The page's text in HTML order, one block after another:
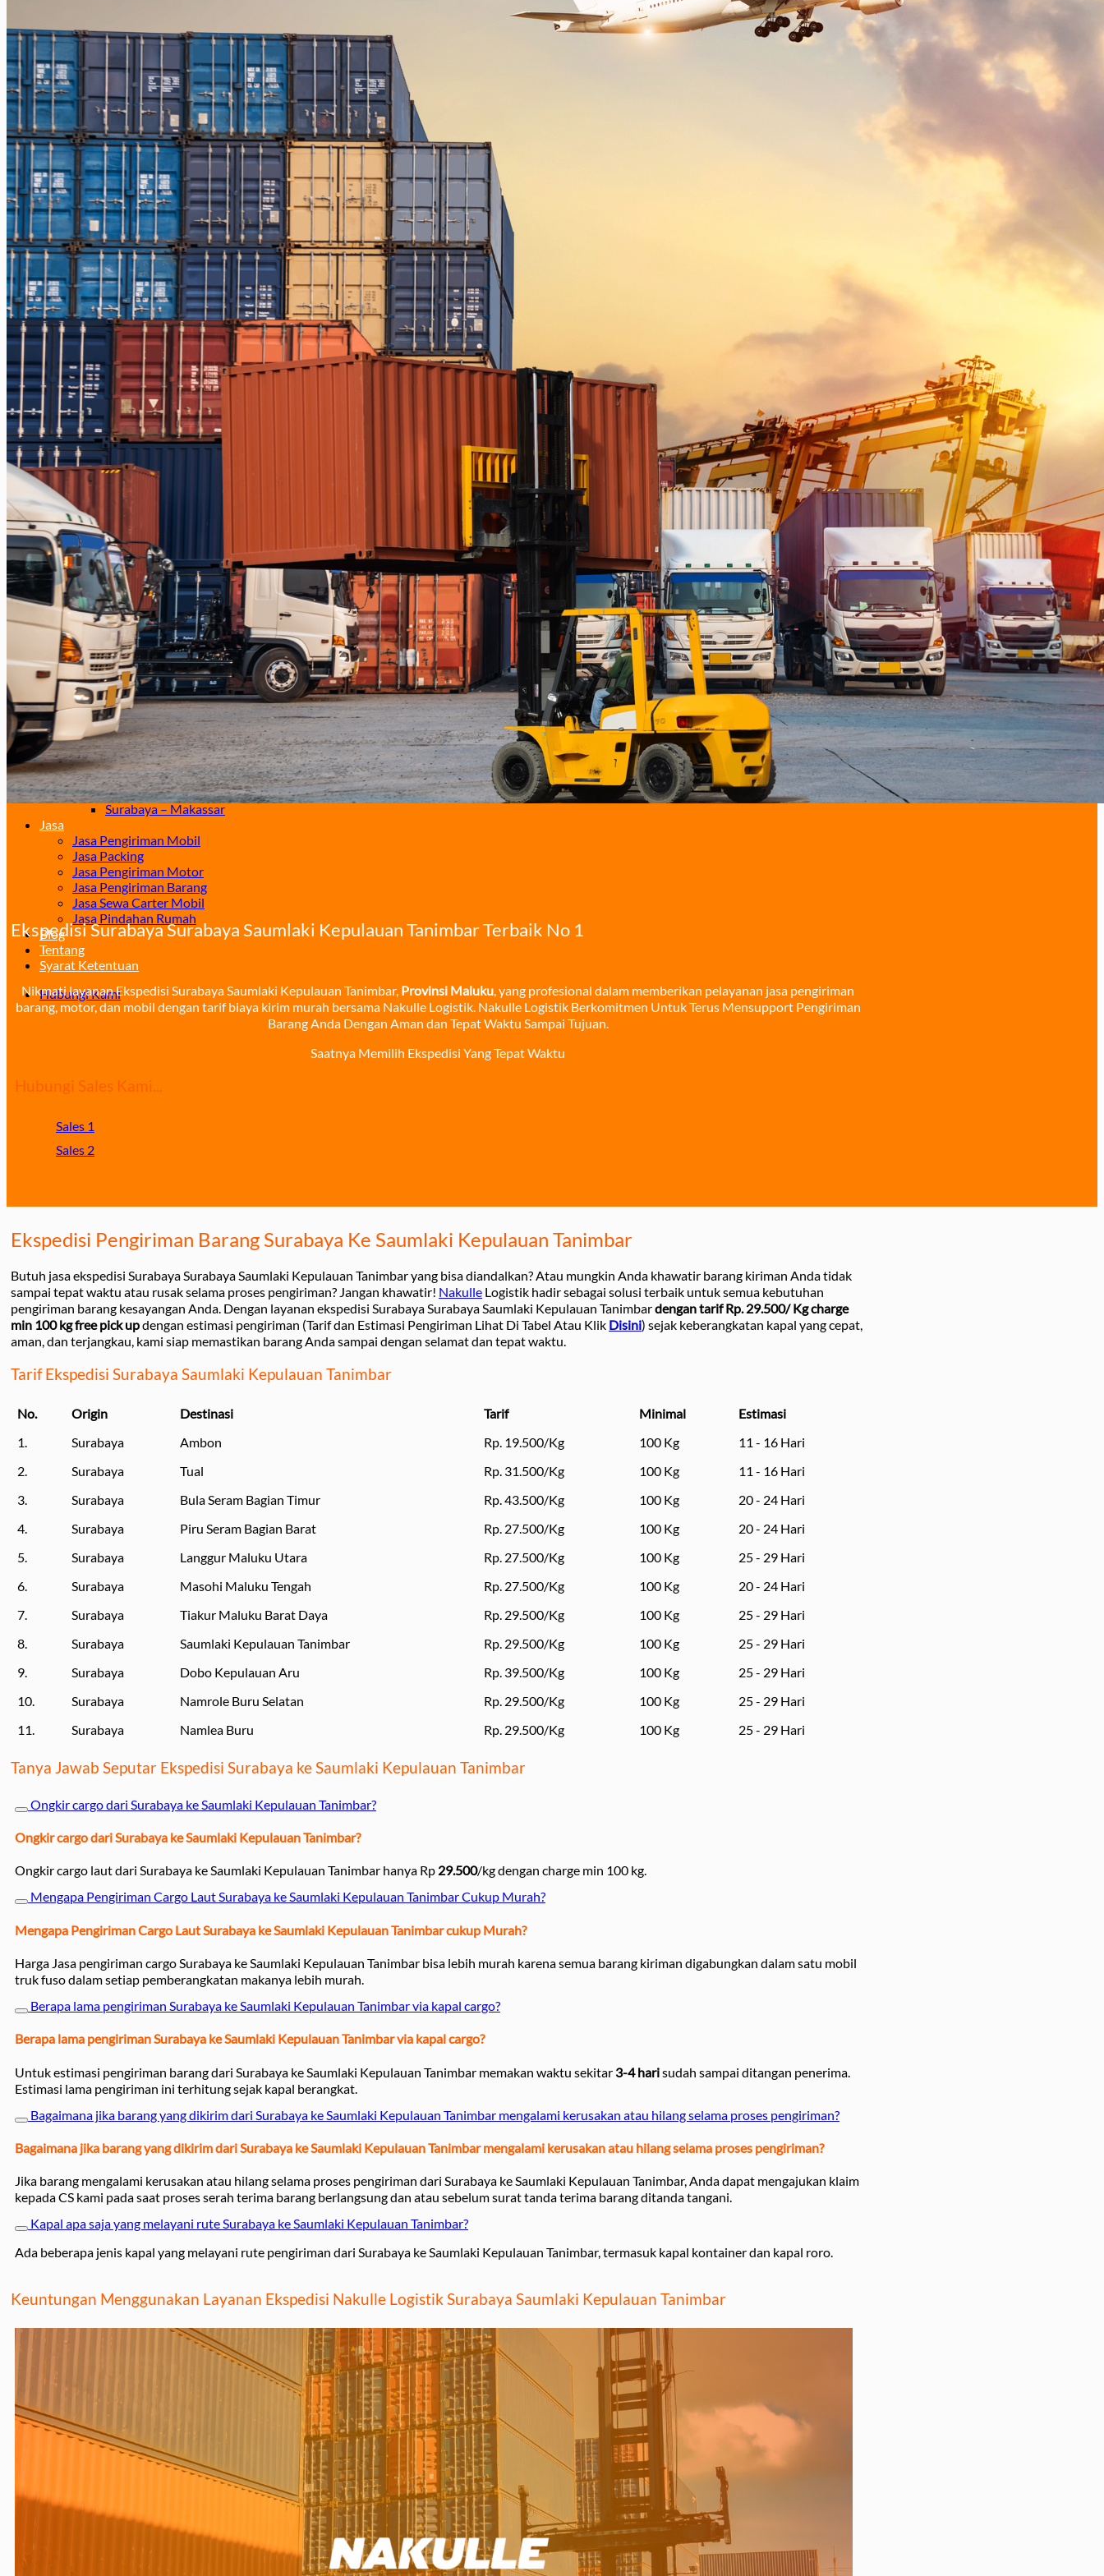
Jakarta – Tarakan
Jakarta – Gorontalo
Jakarta – Samarinda
Makassar
Makassar – Balikpapan
Makassar – Samarinda
Makassar – Ambon
Makassar – Halmahera Tengah
Makassar – Manado
Makassar – Ternate
Makassar – Biak
Makassar – Timika
Makassar – Fakfak
Makassar – Tual
Makassar – Jayapura
Makassar – Kaimana
Makassar – Sorong
Makassar – Manokwari
Makassar – Merauke
Makassar – Nabire
Makassar – Papua
Makassar – Serui
Balikpapan
Balikpapan – Makassar
Balikpapan – Papua
Balikpapan – Ternate
Balikpapan – Kendari
Balikpapan – Surabaya
Balikpapan – Semarang
Balikpapan – Manado
Balikpapan – Jakarta
Balikpapan – Bali
Samarinda
Samarinda – Kendari
Samarinda – Makassar
Surabaya
Surabaya – Tenggarong
Surabaya – Grogot
Surabaya – Sangatta
Surabaya – Tanjung Selor
Surabaya – Berau
Surabaya – Tarakan
Surabaya – Malinau
Surabaya – Bontang
Surabaya – Gorontalo
Surabaya – Kendari
Surabaya – Samarinda
Surabaya – Balikpapan
Surabaya – Manado
Surabaya – Palu
Surabaya – Makassar
Jasa
Jasa Pengiriman Mobil
Jasa Packing
Jasa Pengiriman Motor
Jasa Pengiriman Barang
Jasa Sewa Carter Mobil
Jasa Pindahan Rumah
Blog
Tentang
Syarat Ketentuan
Hubungi Kami
Ekspedisi Surabaya Surabaya Saumlaki Kepulauan Tanimbar Terbaik No 1
Nikmati layanan Ekspedisi Surabaya Saumlaki Kepulauan Tanimbar, Provinsi Maluku, yang profesional dalam memberikan pelayanan jasa pengiriman
barang, motor, dan mobil dengan tarif biaya kirim murah bersama Nakulle Logistik. Nakulle Logistik Berkomitmen Untuk Terus Mensupport Pengiriman
Barang Anda Dengan Aman dan Tepat Waktu Sampai Tujuan.
Saatnya Memilih Ekspedisi Yang Tepat Waktu
Hubungi Sales Kami...
Sales 1
Sales 2
Ekspedisi Pengiriman Barang Surabaya Ke Saumlaki Kepulauan Tanimbar
Butuh jasa ekspedisi Surabaya Surabaya Saumlaki Kepulauan Tanimbar yang bisa diandalkan? Atau mungkin Anda khawatir barang kiriman Anda tidak
sampai tepat waktu atau rusak selama proses pengiriman? Jangan khawatir! Nakulle Logistik hadir sebagai solusi terbaik untuk semua kebutuhan
pengiriman barang kesayangan Anda. Dengan layanan ekspedisi Surabaya Surabaya Saumlaki Kepulauan Tanimbardengan tarif Rp. 29.500/ Kg charge
min 100 kg free pick updengan estimasi pengiriman (Tarif dan Estimasi Pengiriman Lihat Di Tabel Atau Klik Disini) sejak keberangkatan kapal yang cepat,
aman, dan terjangkau, kami siap memastikan barang Anda sampai dengan selamat dan tepat waktu.
Tarif Ekspedisi Surabaya Saumlaki Kepulauan Tanimbar
No. Origin Destinasi Tarif Minimal
Estimasi
1.
Surabaya Ambon Rp. 19.500/Kg 100 Kg
11 - 16 Hari
2.
Surabaya Tual Rp. 31.500/Kg 100 Kg
11 - 16 Hari
3.
Surabaya Bula Seram Bagian Timur Rp. 43.500/Kg 100 Kg
20 - 24 Hari
4.
Surabaya Piru Seram Bagian Barat Rp. 27.500/Kg 100 Kg
20 - 24 Hari
5.
Surabaya Langgur Maluku Utara Rp. 27.500/Kg 100 Kg
25 - 29 Hari
6.
Surabaya Masohi Maluku Tengah Rp. 27.500/Kg 100 Kg
20 - 24 Hari
7.
Surabaya Tiakur Maluku Barat Daya Rp. 29.500/Kg 100 Kg
25 - 29 Hari
8.
Surabaya Saumlaki Kepulauan Tanimbar Rp. 29.500/Kg 100 Kg
25 - 29 Hari
9.
Surabaya Dobo Kepulauan Aru Rp. 39.500/Kg 100 Kg
25 - 29 Hari
10.
Surabaya Namrole Buru Selatan Rp. 29.500/Kg 100 Kg
25 - 29 Hari
11.
Surabaya Namlea Buru Rp. 29.500/Kg 100 Kg 25 - 29 Hari
Tanya Jawab Seputar Ekspedisi Surabaya ke Saumlaki Kepulauan Tanimbar
Ongkir cargo dari Surabaya ke Saumlaki Kepulauan Tanimbar?
Ongkir cargo dari Surabaya ke Saumlaki Kepulauan Tanimbar?
Ongkir cargo laut dari Surabaya ke Saumlaki Kepulauan Tanimbar hanya Rp 29.500/kg dengan charge min 100 kg.
Mengapa Pengiriman Cargo Laut Surabaya ke Saumlaki Kepulauan Tanimbar Cukup Murah?
Mengapa Pengiriman Cargo Laut Surabaya ke Saumlaki Kepulauan Tanimbar cukup Murah?
Harga Jasa pengiriman cargo Surabaya ke Saumlaki Kepulauan Tanimbar bisa lebih murah karena semua barang kiriman digabungkan dalam satu mobil
truk fuso dalam setiap pemberangkatan makanya lebih murah.
Berapa lama pengiriman Surabaya ke Saumlaki Kepulauan Tanimbar via kapal cargo?
Berapa lama pengiriman Surabaya ke Saumlaki Kepulauan Tanimbar via kapal cargo?
Untuk estimasi pengiriman barang dari Surabaya ke Saumlaki Kepulauan Tanimbar memakan waktu sekitar 3-4 harisudah sampai ditangan penerima.
Estimasi lama pengiriman ini terhitung sejak kapal berangkat.
Bagaimana jika barang yang dikirim dari Surabaya ke Saumlaki Kepulauan Tanimbar mengalami kerusakan atau hilang selama proses pengiriman?
Bagaimana jika barang yang dikirim dari Surabaya ke Saumlaki Kepulauan Tanimbar mengalami kerusakan atau hilang selama proses pengiriman?
Jika barang mengalami kerusakan atau hilang selama proses pengiriman dari Surabaya ke Saumlaki Kepulauan Tanimbar, Anda dapat mengajukan klaim
kepada CS kami pada saat proses serah terima barang berlangsung dan atau sebelum surat tanda terima barang ditanda tangani.
Kapal apa saja yang melayani rute Surabaya ke Saumlaki Kepulauan Tanimbar?
Ada beberapa jenis kapal yang melayani rute pengiriman dari Surabaya ke Saumlaki Kepulauan Tanimbar, termasuk kapal kontainer dan kapal roro.
Keuntungan Menggunakan Layanan Ekspedisi Nakulle Logistik Surabaya Saumlaki Kepulauan Tanimbar